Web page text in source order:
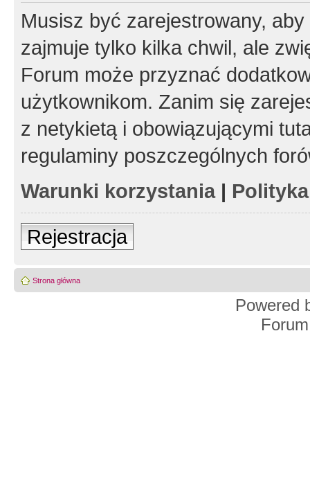
Musisz być zarejestrowany,
zajmuje tylko kilka chwil, ale
Forum może przyznać
użytkownikom. Zanim się
z netykietą i obowiązującymi
regulaminy poszczególnych
Warunki korzystania|
Rejestracja
Strona główna
Powered